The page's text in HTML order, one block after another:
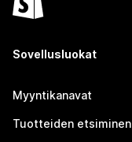
Sovellusluokat
Myyntikanavat
Tuotteiden etsiminen